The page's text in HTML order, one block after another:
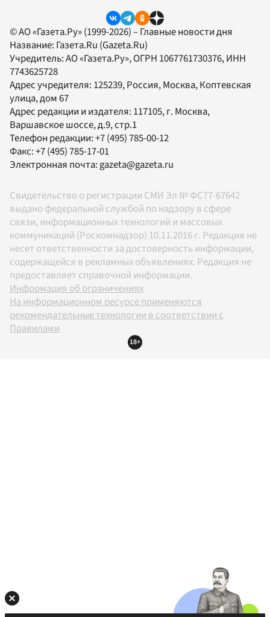
© АО «Газета.Ру» (1999-2026) – Главные новости дня
Название: Газета.Ru (Gazeta.Ru)
Учредитель:АО «Газета.Ру», ОГРН 1067761730376, ИНН
7743625728
Адрес учредителя: 125239, Россия, Москва, Коптевская
улица, дом 67
Адрес редакции и издателя: 117105, г. Москва,
Варшавское шоссе, д.9, стр.1
Телефон редакции:+7 (495) 785-00-12
Факс:+7 (495) 785-17-01
Электронная почта:gazeta@gazeta.ru
Свидетельство о регистрации СМИ Эл № ФС77-67642
выдано федеральной службой по надзору в сфере
связи, информационных технологий и массовых
коммуникаций (Роскомнадзор) 10.11.2016 г. Редакция не
несет ответственности за достоверность информации,
содержащейся в рекламных объявлениях. Редакция не
предоставляет справочной информации.
Информация об ограничениях
На информационном ресурсе применяются
рекомендательные технологии в соответствии с
Правилами
18+